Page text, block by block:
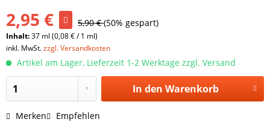
2,95 € 5,90 €(50% gespart)
Inhalt:37 ml (0,08 € / 1 ml)
inkl. MwSt.zzgl. Versandkosten
Artikel am Lager, Lieferzeit 1-2 Werktage zzgl. Versand
In den Warenkorb
Merken Empfehlen